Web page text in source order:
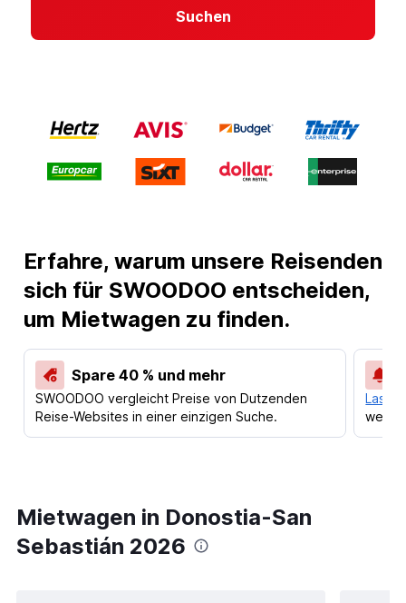
Suchen
Erfahre, warum unsere Reisenden
sich für SWOODOO entscheiden,
um Mietwagen zu finden.
Spare 40 % und mehr
SWOODOO vergleicht Preise von Dutzenden
Reise-Websites in einer einzigen Suche.
Lass
Mietwagen in Donostia-San
Sebastián 2026